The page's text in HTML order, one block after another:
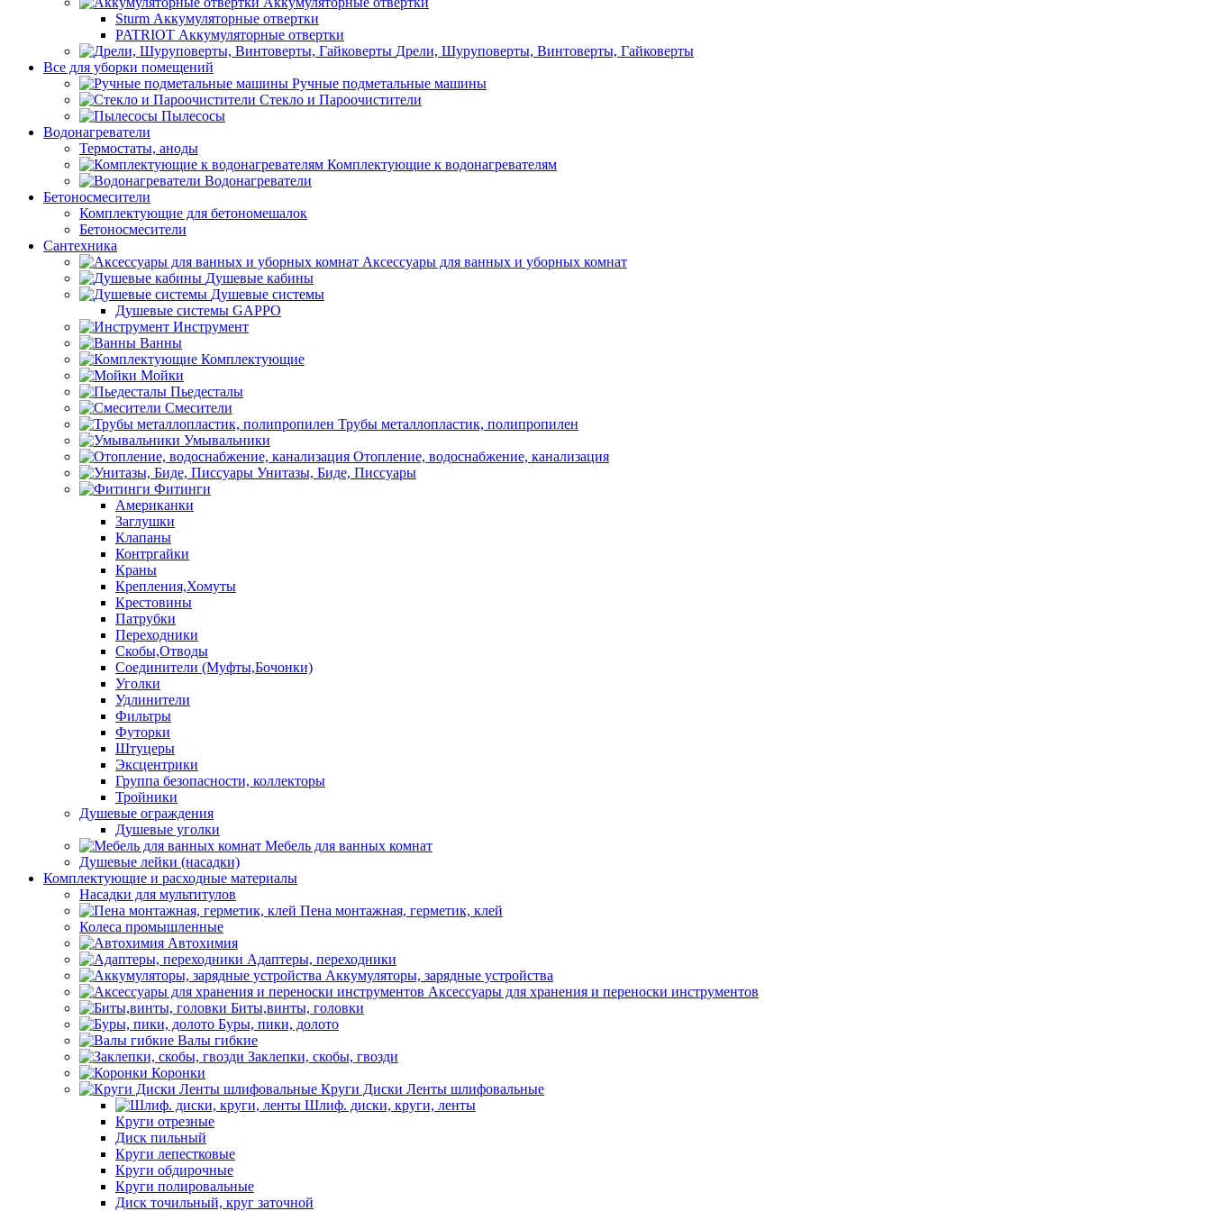
Sturm Аккумуляторные отвертки
PATRIOT Аккумуляторные отвертки
Дрели, Шуруповерты, Винтоверты, Гайковерты
Все для уборки помещений
Ручные подметальные машины
Стекло и Пароочистители
Пылесосы
Водонагреватели
Термостаты, аноды
Комплектующие к водонагревателям
Водонагреватели
Бетоносмесители
Комплектующие для бетономешалок
Бетоносмесители
Сантехника
Аксессуары для ванных и уборных комнат
Душевые кабины
Душевые системы
Душевые системы GAPPO
Инструмент
Ванны
Комплектующие
Мойки
Пьедесталы
Смесители
Трубы металлопластик, полипропилен
Умывальники
Отопление, водоснабжение, канализация
Унитазы, Биде, Писсуары
Фитинги
Американки
Заглушки
Клапаны
Контргайки
Краны
Крепления,Хомуты
Крестовины
Патрубки
Переходники
Скобы,Отводы
Соединители (Муфты,Бочонки)
Уголки
Удлинители
Фильтры
Футорки
Штуцеры
Эксцентрики
Группа безопасности, коллекторы
Тройники
Душевые ограждения
Душевые уголки
Мебель для ванных комнат
Душевые лейки (насадки)
Комплектующие и расходные материалы
Насадки для мультитулов
Пена монтажная, герметик, клей
Колеса промышленные
Автохимия
Адаптеры, переходники
Аккумуляторы, зарядные устройства
Аксессуары для хранения и переноски инструментов
Биты,винты, головки
Буры, пики, долото
Валы гибкие
Заклепки, скобы, гвозди
Коронки
Круги Диски Ленты шлифовальные
Шлиф. диски, круги, ленты
Круги отрезные
Диск пильный
Круги лепестковые
Круги обдирочные
Круги полировальные
Диск точильный, круг заточной